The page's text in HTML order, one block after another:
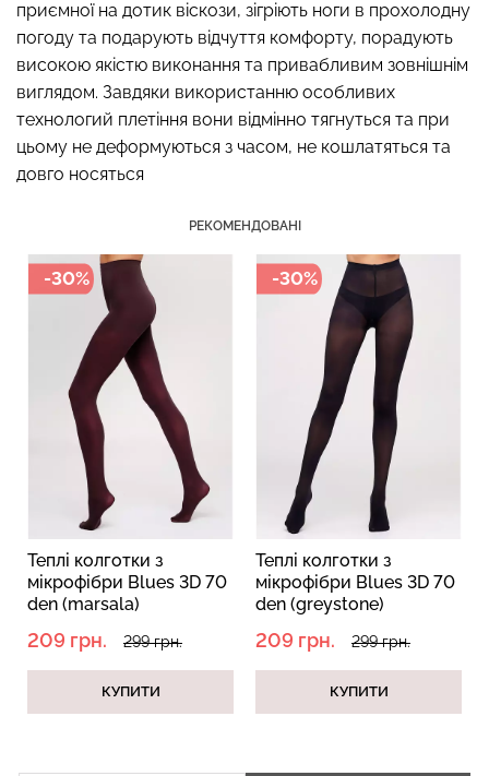
приємної на дотик віскози, зігріють ноги в прохолодну
погоду та подарують відчуття комфорту, порадують
високою якістю виконання та привабливим зовнішнім
виглядом. Завдяки використанню особливих
технологий плетіння вони відмінно тягнуться та при
цьому не деформуються з часом, не кошлатяться та
довго носяться
РЕКОМЕНДОВАНІ
-30%
Теплі колготки з
мікрофібри Blues 3D 70
den (marsala)
209 грн. 299 грн.
КУПИТИ
-30%
Теплі колготки з
мікрофібри Blues 3D 70
den (greystone)
209 грн. 299 грн.
КУПИТИ
Безшовні стрінги STRING
179 грн.299 грн.
CAMI TOP RIB white (білий)
Giulia
299 грн.499 грн.
Безшовний топ з легкою
корекцією BRA
Безшовні труси сліпи з
легкою корекцією HI-LEG